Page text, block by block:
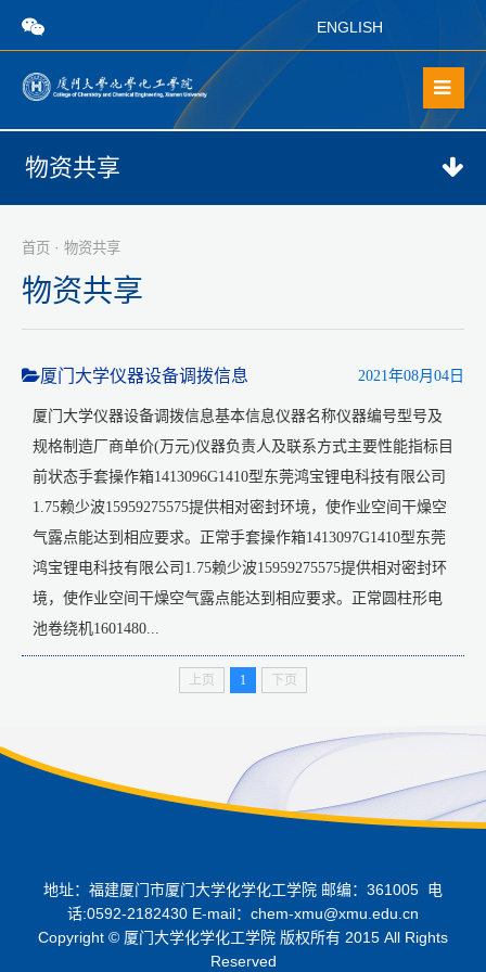
ENGLISH
物资共享
首页 · 物资共享
物资共享
2021年08月04日
厦门大学仪器设备调拨信息
厦门大学仪器设备调拨信息基本信息仪器名称仪器编号型号及
规格制造厂商单价(万元)仪器负责人及联系方式主要性能指标目
前状态手套操作箱1413096G1410型东莞鸿宝锂电科技有限公司
1.75赖少波15959275575提供相对密封环境，使作业空间干燥空
气露点能达到相应要求。正常手套操作箱1413097G1410型东莞
鸿宝锂电科技有限公司1.75赖少波15959275575提供相对密封环
境，使作业空间干燥空气露点能达到相应要求。正常圆柱形电
池卷绕机1601480...
上页 1 下页
地址：福建厦门市厦门大学化学化工学院 邮编：361005 电
话:0592-2182430 E-mail：chem-xmu@xmu.edu.cn
Copyright © 厦门大学化学化工学院 版权所有 2015 All Rights
Reserved